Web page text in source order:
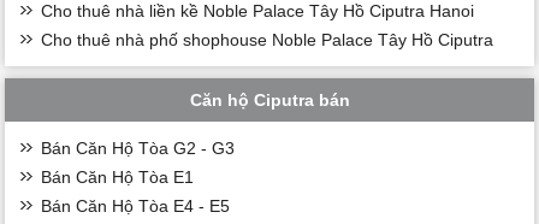
Cho thuê nhà liền kề Noble Palace Tây Hồ Ciputra Hanoi
Cho thuê nhà phố shophouse Noble Palace Tây Hồ Ciputra
Căn hộ Ciputra bán
Bán Căn Hộ Tòa G2 - G3
Bán Căn Hộ Tòa E1
Bán Căn Hộ Tòa E4 - E5